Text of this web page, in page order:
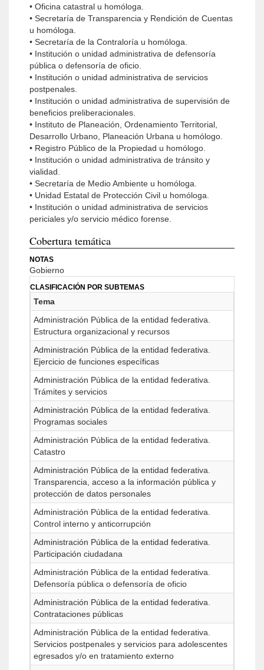
• Oficina catastral u homóloga.
• Secretaría de Transparencia y Rendición de Cuentas
u homóloga.
• Secretaría de la Contraloría u homóloga.
• Institución o unidad administrativa de defensoría
pública o defensoría de oficio.
• Institución o unidad administrativa de servicios
postpenales.
• Institución o unidad administrativa de supervisión de
beneficios preliberacionales.
• Instituto de Planeación, Ordenamiento Territorial,
Desarrollo Urbano, Planeación Urbana u homólogo.
• Registro Público de la Propiedad u homólogo.
• Institución o unidad administrativa de tránsito y
vialidad.
• Secretaría de Medio Ambiente u homóloga.
• Unidad Estatal de Protección Civil u homóloga.
• Institución o unidad administrativa de servicios
periciales y/o servicio médico forense.
Cobertura temática
NOTAS
Gobierno
CLASIFICACIÓN POR SUBTEMAS
Tema
Administración Pública de la entidad federativa.
Estructura organizacional y recursos
Administración Pública de la entidad federativa.
Ejercicio de funciones específicas
Administración Pública de la entidad federativa.
Trámites y servicios
Administración Pública de la entidad federativa.
Programas sociales
Administración Pública de la entidad federativa.
Catastro
Administración Pública de la entidad federativa.
Transparencia, acceso a la información pública y
protección de datos personales
Administración Pública de la entidad federativa.
Control interno y anticorrupción
Administración Pública de la entidad federativa.
Participación ciudadana
Administración Pública de la entidad federativa.
Defensoría pública o defensoría de oficio
Administración Pública de la entidad federativa.
Contrataciones públicas
Administración Pública de la entidad federativa.
Servicios postpenales y servicios para adolescentes
egresados y/o en tratamiento externo